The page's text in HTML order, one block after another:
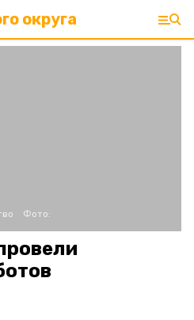
округа
Фото: